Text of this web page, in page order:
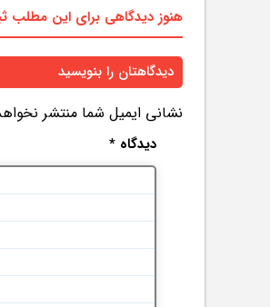
هنوز دیدگاهی برای این
دیدگاهتان را بنویسید
نشانی ایمیل شما منتشر
دیدگاه *